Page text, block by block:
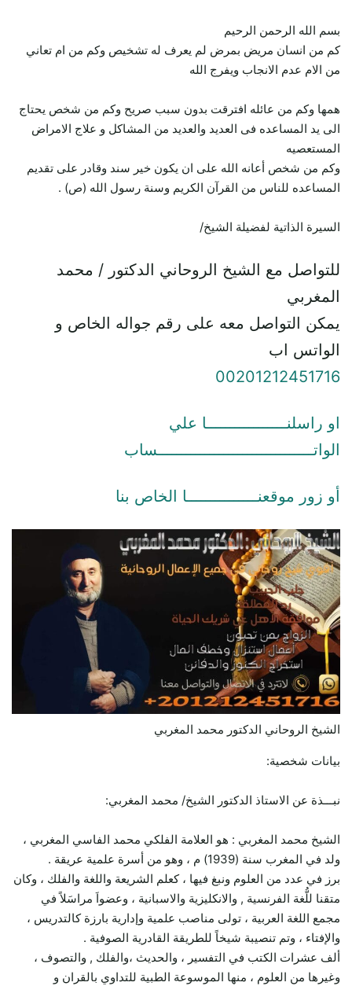
بسم الله الرحمن الرحيم
كم من انسان مريض بمرض لم يعرف له تشخيص وكم من ام تعاني
من الام عدم الانجاب ويفرج الله
همها وكم من عائله افترقت بدون سبب صريح وكم من شخص يحتاج
الى يد المساعده فى العديد والعديد من المشاكل و علاج الامراض
المستعصيه
وكم من شخص أعانه الله على ان يكون خير سند وقادر على تقديم
المساعده للناس من القرآن الكريم وسنة رسول الله (ص) .
السيرة الذاتية لفضيلة الشيخ/
للتواصل مع الشيخ الروحاني الدكتور / محمد
المغربي
يمكن التواصل معه على رقم جواله الخاص و
الواتس اب
00201212451716
او راسلنـــــــــــــــــا علي
الواتـــــــــــــــــــــــــــــــــساب
أو زور موقعنـــــــــــــــا الخاص بنا
الشيخ الروحاني الدكتور محمد المغربي
بيانات شخصية:
نبـــذة عن الاستاذ الدكتور الشيخ/ محمد المغربي:
الشيخ محمد المغربي : هو العلامة الفلكي محمد الفاسي المغربي ،
ولد في المغرب سنة (1939) م ، وهو من أسرة علمية عريقة .
برز في عدد من العلوم ونبغ فيها ، كعلم الشريعة واللغة والفلك ، وكان
متقنا للُّغة الفرنسية , والانكليزية والاسبانية ، وعضواَ مراسَلاً في
مجمع اللغة العربية ، تولى مناصب علمية وإدارية بارزة كالتدريس ،
والإفتاء ، وتم تنصيبة شيخاً للطريقة القادرية الصوفية .
ألف عشرات الكتب في التفسير ، والحديث ،والفلك , والتصوف ،
وغيرها من العلوم ، منها الموسوعة الطبية للتداوي بالقران و